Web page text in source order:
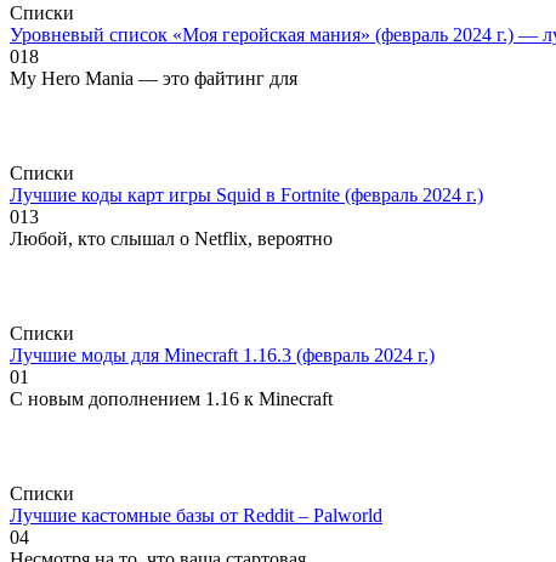
Списки
Уровневый список «Моя геройская мания» (февраль 2024 г.) —
018
My Hero Mania — это файтинг для
Списки
Лучшие коды карт игры Squid в Fortnite (февраль 2024 г.)
013
Любой, кто слышал о Netflix, вероятно
Списки
Лучшие моды для Minecraft 1.16.3 (февраль 2024 г.)
01
С новым дополнением 1.16 к Minecraft
Списки
Лучшие кастомные базы от Reddit – Palworld
04